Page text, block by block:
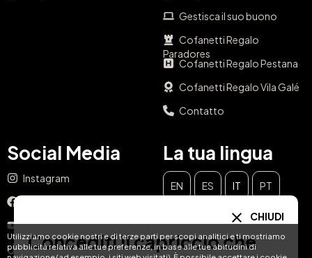
Utilizziamo cookie nostri e di terze parti per scopi analitici e ti mostriamo
pubblicità relativa alle tue preferenze, in base alle tue abitudini di
Gestisca il suo buono
Cofanetti Regalo
Paradores
Cofanetti Regalo Pestana
Cofanetti Regalo Vila Galé
Contatto
Social Media
Instagram
YouTube
TikTok
La tua lingua
EN ES IT PT
NL CHIUDI
Concediti il capriccio che